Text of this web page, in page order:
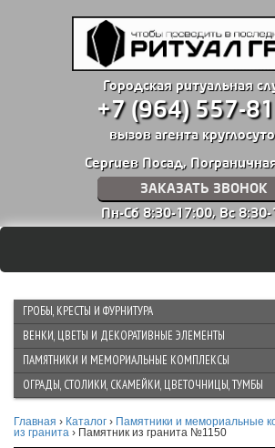
Городская ритуальная
+7 (964) 557-
вызов агента
Сергиев Посад,
ЗАКАЗАТЬ ЗВОНОК
Пн-Сб 8:30-17:00, Вс
ГРОБЫ, КРЕСТЫ И ФУРНИТУРА
ВЕНКИ, ЦВЕТЫ И ДЕКОРАТИВНЫЕ ЭЛЕМЕНТЫ
ПАМЯТНИКИ И МЕМОРИАЛЬНЫЕ КОМПЛЕКСЫ
ОГРАДЫ, СТОЛИКИ, СКАМЕЙКИ, ЦВЕТОЧНИЦЫ, ТУМБЫ
Главная › Каталог › Памятники и мемориальные
из гранита › Памятник из гранита №1150